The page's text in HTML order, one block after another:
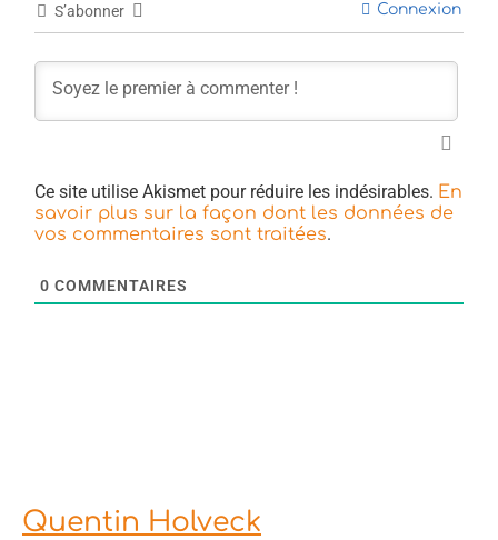
S’abonner Connexion
Ce site utilise Akismet pour réduire les indésirables. En
savoir plus sur la façon dont les données de
vos commentaires sont traitées.
0 COMMENTAIRES
Quentin Holveck